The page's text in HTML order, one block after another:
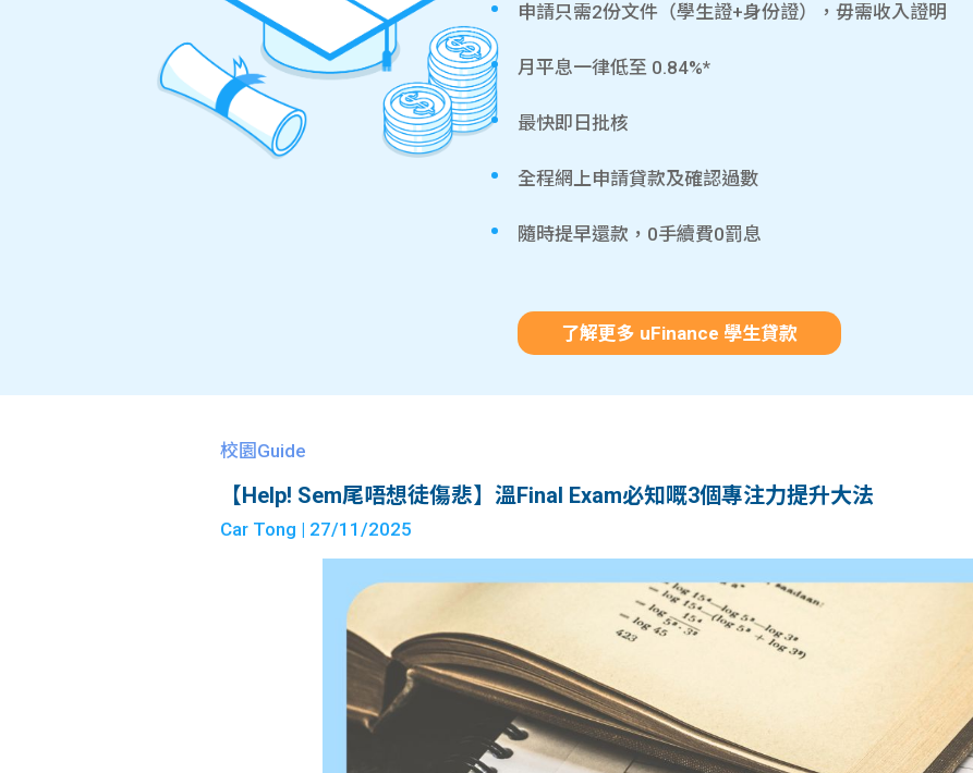
申請只需2份文件（學生證+身份證），毋需收入證明
月平息一律低至 0.84%*
最快即日批核
全程網上申請貸款及確認過數
隨時提早還款，0手續費0罰息
了解更多 uFinance 學生貸款
校園Guide
【Help! Sem尾唔想徒傷悲】溫Final Exam必知嘅3個專注力提升大法
Car Tong | 27/11/2025